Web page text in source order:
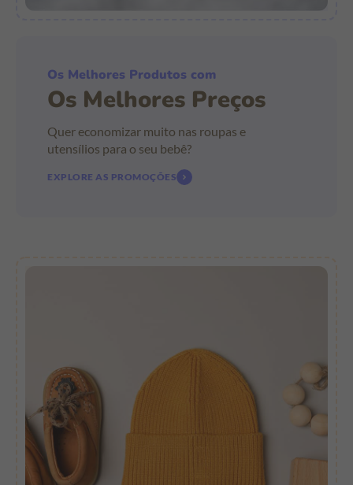
Os Melhores Produtos com
Os Melhores Preços
Quer economizar muito nas roupas e
utensílios para o seu bebê?
EXPLORE AS PROMOÇÕES